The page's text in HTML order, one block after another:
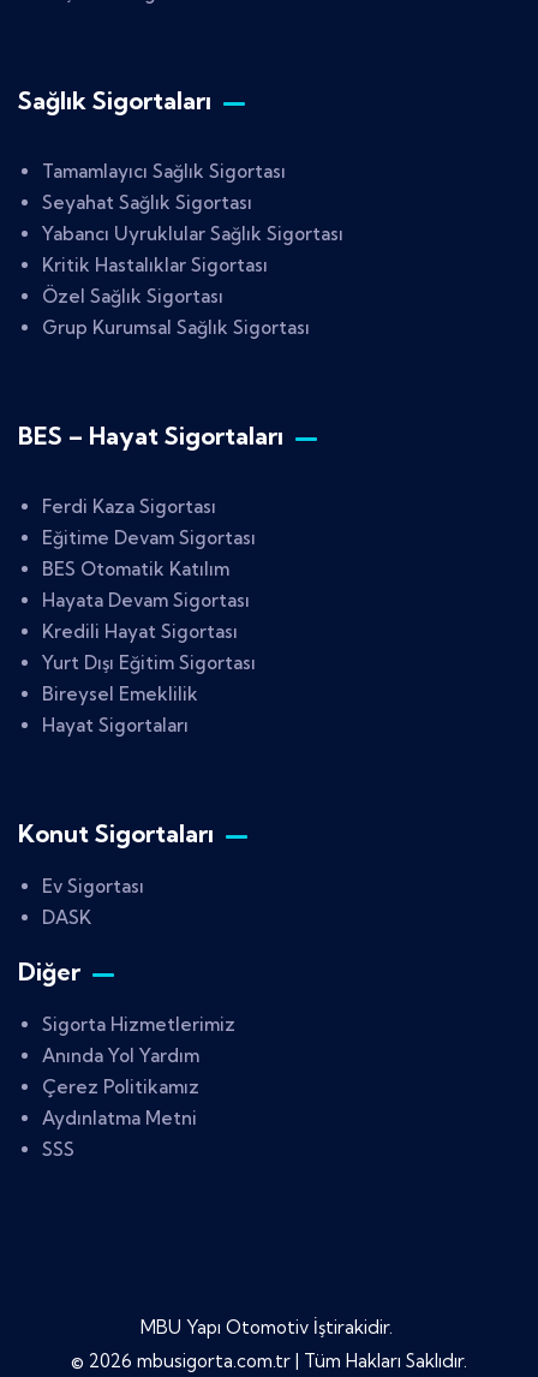
Sağlık Sigortaları
Tamamlayıcı Sağlık Sigortası
Seyahat Sağlık Sigortası
Yabancı Uyruklular Sağlık Sigortası
Kritik Hastalıklar Sigortası
Özel Sağlık Sigortası
Grup Kurumsal Sağlık Sigortası
BES – Hayat Sigortaları
Ferdi Kaza Sigortası
Eğitime Devam Sigortası
BES Otomatik Katılım
Hayata Devam Sigortası
Kredili Hayat Sigortası
Yurt Dışı Eğitim Sigortası
Bireysel Emeklilik
Hayat Sigortaları
Konut Sigortaları
Ev Sigortası
DASK
Diğer
Sigorta Hizmetlerimiz
Anında Yol Yardım
Çerez Politikamız
Aydınlatma Metni
SSS
MBU Yapı Otomotiv İştirakidir.
© 2026 mbusigorta.com.tr | Tüm Hakları Saklıdır.